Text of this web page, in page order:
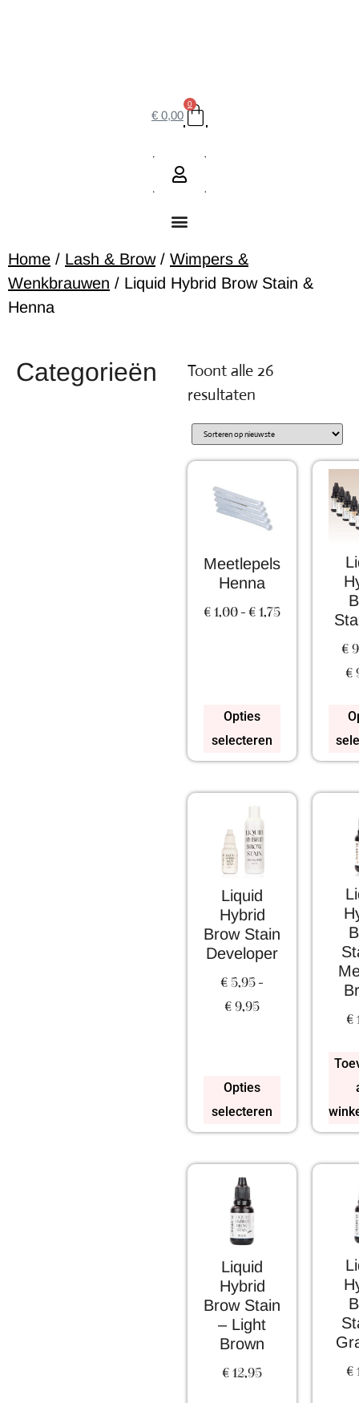
€ 0,00
0
Home / Lash & Brow/ Wimpers &
Wenkbrauwen / Liquid Hybrid Brow Stain &
Henna
Categorieën
Toont alle 26
resultaten
Meetlepels
Henna
€1,00-€1,75
Opties
selecteren
€
€
Liquid
Hybrid
Brow Stain
Developer
€5,95-
€9,95
Opties
selecteren
€
Liquid
Hybrid
Brow Stain
– Light
Brown
€12,95 €